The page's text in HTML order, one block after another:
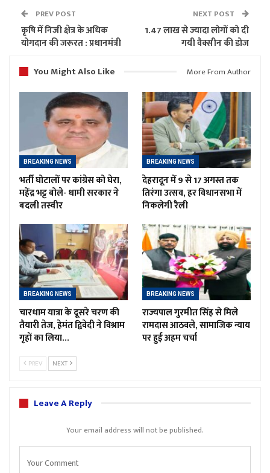
PREV POST
कृषि में निजी क्षेत्र के अधिक
योगदान की जरूरत : प्रधानमंत्री
NEXT POST
1.47 लाख से ज्यादा लोगों को दी
गयी वैक्सीन की डोज
You Might Also Like
More From Author
BREAKING NEWS
भर्ती घोटालों पर कांग्रेस को घेरा,
महेंद्र भट्ट बोले- धामी सरकार ने
बदली तस्वीर
BREAKING NEWS
देहरादून में 9 से 17 अगस्त तक
तिरंगा उत्सव, हर विधानसभा में
निकलेगी रैली
BREAKING NEWS
चारधाम यात्रा के दूसरे चरण की
तैयारी तेज, हेमंत द्विवेदी ने विश्राम
गृहों का लिया…
BREAKING NEWS
राज्यपाल गुरमीत सिंह से मिले
रामदास आठवले, सामाजिक न्याय
पर हुई अहम चर्चा
PREV NEXT
Leave A Reply
Your email address will not be published.